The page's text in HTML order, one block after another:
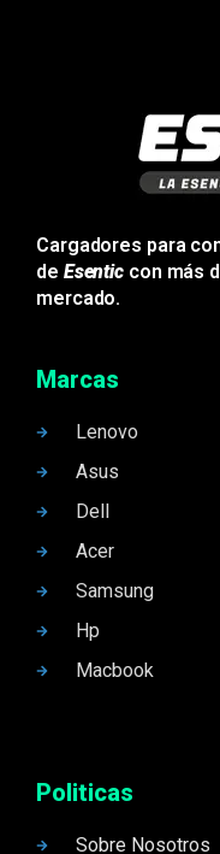
Cargadores para
de Esentic con más
mercado.
Marcas
Lenovo
Asus
Dell
Acer
Samsung
Hp
Macbook
Politicas
Sobre Nosotros